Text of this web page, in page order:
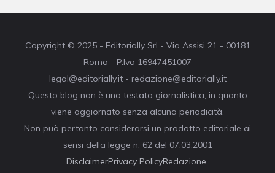
Copyright © 2025 - Editorially Srl - Via Assisi 21 - 00181
Roma - P.Iva 16947451007
legal@editorially.it - redazione@editorially.it
Questo blog non è una testata giornalistica, in quanto
viene aggiornato senza alcuna periodicità.
Non può pertanto considerarsi un prodotto editoriale ai
sensi della legge n. 62 del 07.03.2001
DisclaimerPrivacy PolicyRedazione